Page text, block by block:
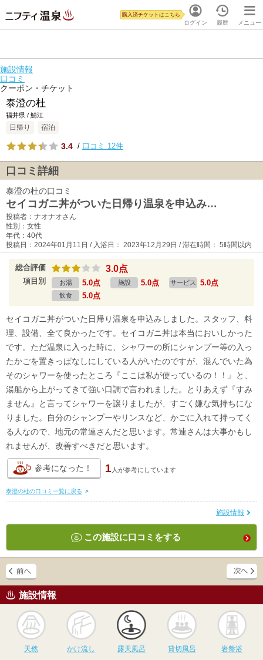
ログイン
購入済チケットはこちら
履歴 メニュー
施設情報
口コミ
クーポン・チケット
泰澄の杜
福井県 / 鯖江
日帰り 宿泊
3.4 / 口コミ 12件
口コミ詳細
泰澄の杜の口コミ
セイコガニ丼がついた日帰り温泉を申込み…
投稿者：ナオナオさん
性別：女性
年代：40代
投稿日：2024年01月11日 / 入浴日： 2023年12月29日 / 滞在時間： 5時間以内
総合評価 3.0点
項目別 お湯 5.0点 施設 5.0点 サービス 5.0点
飲食 5.0点
セイコガニ丼がついた日帰り温泉を申込みしました。スタッフ、料
理、設備、全て良かったです。セイコガニ丼は本当においしかった
です。ただ温泉に入った時に、シャワーの所にシャンプー等の入っ
たかごを置きっぱなしにしている人がいたのですが、混んでいた為
そのシャワーを使ったところ『ここは私が使っているの！！』と、
湯船から上がってきて強い口調で言われました。とりあえず『すみ
ません』と言ってシャワーを譲りましたが、すごく嫌な気持ちにな
りました。自分のシャンプーやリンスなど、かごに入れて持ってく
る人なので、地元の常連さんだと思います。常連さんは大事かもし
れませんが、改善すべきだと思います。
参考になった！ 1 人が参考にしています
泰澄の杜の口コミ一覧に戻る >
施設情報
この施設に口コミをする
施設情報
天然
かけ流し
かけ流し
露天風呂
露天風呂
貸切風呂
貸切風呂 岩盤浴